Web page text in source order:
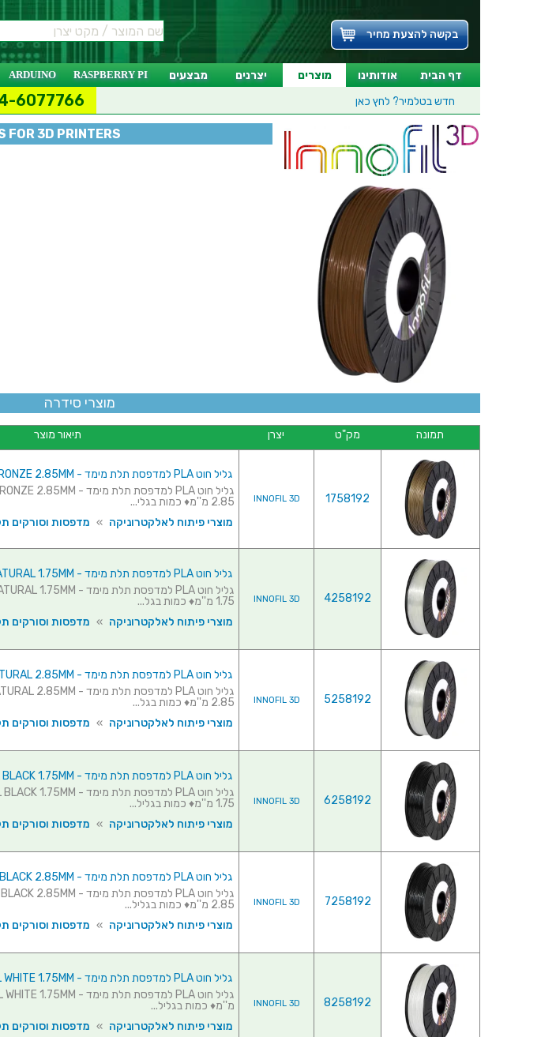
בקשה להצעת מחיר
דף הבית אודותינו מוצרים יצרנים מבצעים RASPBERRY PI
ARDUINO
חדש בטלמיר? לחץ כאן 6077766
FOR 3D PRINTERS
מוצרי סידרה
תמונה מק"ט יצרן תיאור מוצר
1758192
INNOFIL 3D
גליל חוט PLA למדפסת תלת מימד - INNOFIL BRONZE 2.85MM
2.85 מ''מ♦ כמות בגלי...
מוצרי פיתוח לאלקטרוניקה » מדפסות וסורקים
4258192
INNOFIL 3D
גליל חוט PLA למדפסת תלת מימד - INNOFIL NATURAL 1.75MM
1.75 מ''מ♦ כמות בגל...
מוצרי פיתוח לאלקטרוניקה » מדפסות וסורקים
5258192
INNOFIL 3D
גליל חוט PLA למדפסת תלת מימד - INNOFIL NATURAL 2.85MM
2.85 מ''מ♦ כמות בגל...
מוצרי פיתוח לאלקטרוניקה » מדפסות וסורקים
6258192
INNOFIL 3D
גליל חוט PLA למדפסת תלת מימד - INNOFIL BLACK 1.75MM
1.75 מ''מ♦ כמות בגליל...
מוצרי פיתוח לאלקטרוניקה » מדפסות וסורקים
7258192
INNOFIL 3D
גליל חוט PLA למדפסת תלת מימד - INNOFIL BLACK 2.85MM
2.85 מ''מ♦ כמות בגליל...
מוצרי פיתוח לאלקטרוניקה » מדפסות וסורקים
8258192
INNOFIL 3D
גליל חוט PLA למדפסת תלת מימד - INNOFIL WHITE 1.75MM
מ''מ♦ כמות בגליל...
מוצרי פיתוח לאלקטרוניקה » מדפסות וסורקים